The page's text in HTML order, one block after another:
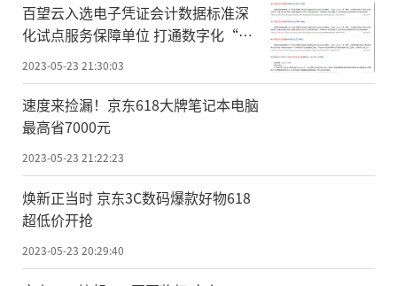
百望云入选电子凭证会计数据标准深
化试点服务保障单位 打通数字化“最
2023-05-23 21:30:03
速度来捡漏！京东618大牌笔记本电脑
最高省7000元
2023-05-23 21:22:23
焕新正当时 京东3C数码爆款好物618
超低价开抢
2023-05-23 20:29:40